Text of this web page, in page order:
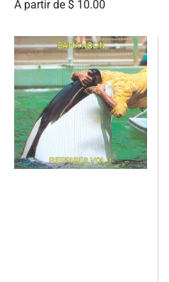
Prix
habituel
À partir de $ 10.00
Reprises
Vol.1